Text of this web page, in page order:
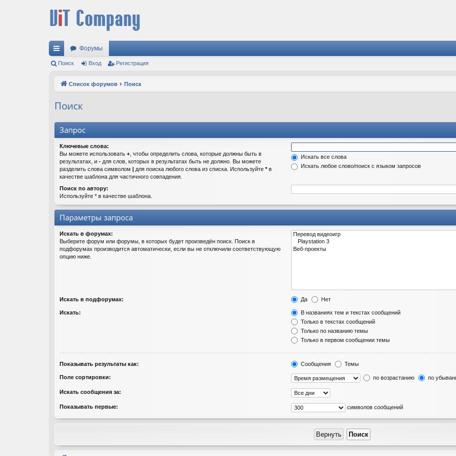
с
и
Форумы
Поиск Вход Регистрация
Список форумов Поиск
Поиск
Запрос
Ключевые слова:
Вы можете использовать + , чтобы определить слова, которые должны быть в
результатах, и - для слов, которых в результатах быть не должно. Вы можете
разделить слова символом | для поиска любого слова из списка. Используйте *в
качестве шаблона для частичного совпадения.
Искать все слова
Искать любое слово/поиск с языком запросов
Поиск по автору:
Используйте * в качестве шаблона.
Параметры запроса
Искать в форумах:
Выберите форум или форумы, в которых будет произведён поиск. Поиск в
подфорумах производится автоматически, если вы не отключили соответствующую
опцию ниже.
Искать в подфорумах: Да Нет
Искать:
В названиях тем и текстах сообщений
Только в текстах сообщений
Только по названию темы
Только в первом сообщении темы
Показывать результаты как: Сообщения Темы
Поле сортировки: по возрастанию по
Искать сообщения за:
Показывать первые: символов сообщений